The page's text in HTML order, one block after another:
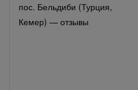
пос. Бельдиби (Турция,
Кемер) — отзывы